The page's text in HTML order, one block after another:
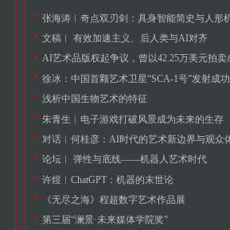
文稿︱ 有效加速主义、后人类与AI对齐
徐冰：中国首颗艺术卫星“SCA-1号”发射成功
浅析中国生物艺术的特征
朱青生︱电子游戏打破风景成为未来的生存
论坛︱ 弹性与底线——机器人艺术时代
许煜︱ChatGPT：机器的末世论
《无尽之海》程超数字艺术作品展
第三届“澜景·未来媒体学院奖”